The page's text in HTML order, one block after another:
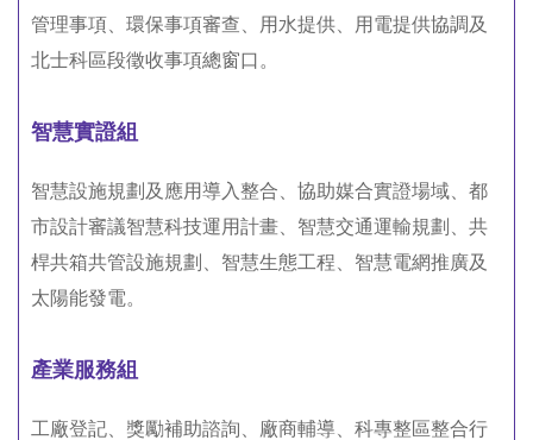
管理事項、環保事項審查、用水提供、用電提供協調及
北士科區段徵收事項總窗口。
智慧實證組
智慧設施規劃及應用導入整合、協助媒合實證場域、都
市設計審議智慧科技運用計畫、智慧交通運輸規劃、共
桿共箱共管設施規劃、智慧生態工程、智慧電網推廣及
太陽能發電。
產業服務組
工廠登記、獎勵補助諮詢、廠商輔導、科專整區整合行